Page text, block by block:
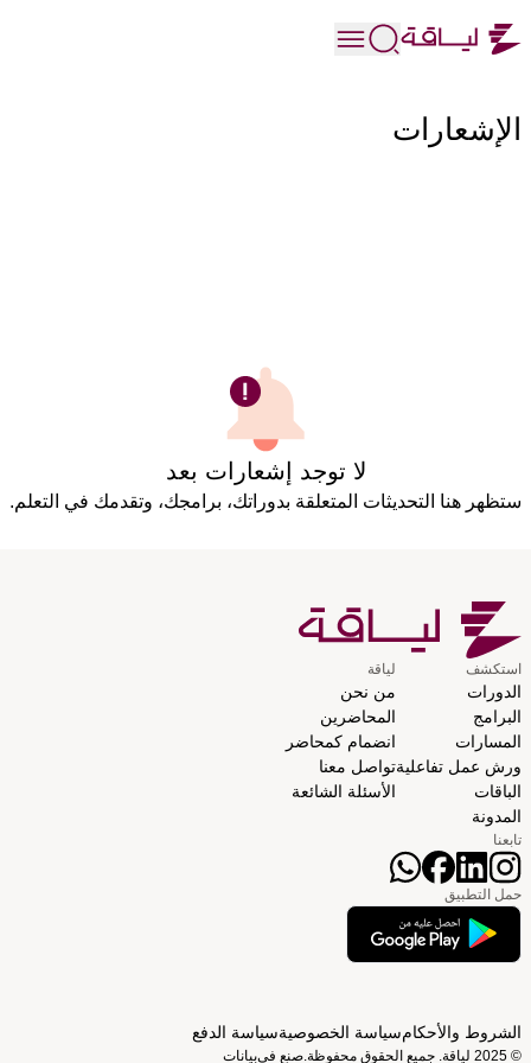
الإشعارات
لا توجد إشعارات بعد
ستظهر هنا التحديثات المتعلقة بدوراتك، برامجك، وتقدمك في التعلم.
استكشف
الدورات
البرامج
المسارات
ورش عمل تفاعلية
الباقات
المدونة
لياقة
من نحن
المحاضرين
انضمام كمحاضر
تواصل معنا
الأسئلة الشائعة
تابعنا
حمل التطبيق
الشروط والأحكامسياسة الخصوصيةسياسة الدفع
© 2025 لياقة. جميع الحقوق محفوظة. صنع فيبيانات